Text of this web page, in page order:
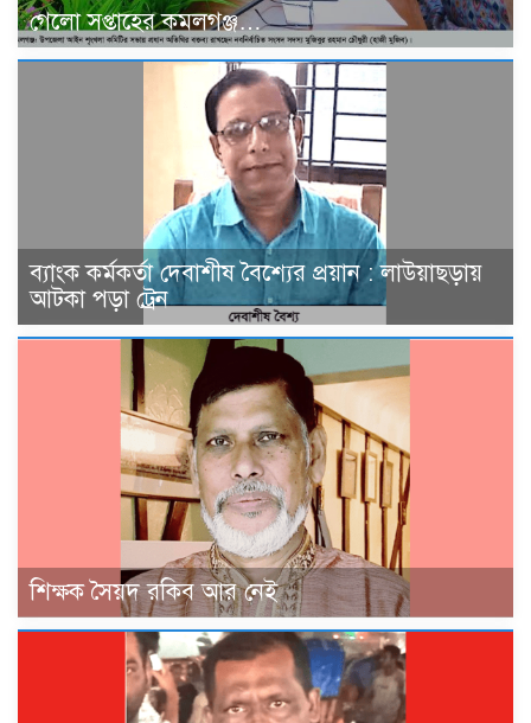
গেলো সপ্তাহের কমলগঞ্জ…
ব্যাংক কর্মকর্তা দেবাশীষ বৈশ্যের প্রয়ান : লাউয়াছড়ায়
আটকা পড়া ট্রেন
শিক্ষক সৈয়দ রকিব আর নেই